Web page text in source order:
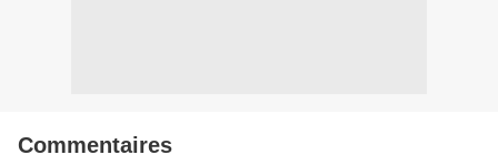
Commentaires